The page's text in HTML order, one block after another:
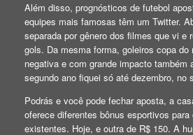
Além disso, prognósticos de futebol
equipes mais famosas têm um Twitter.
separada por gênero dos filmes que vi e
gols. Da mesma forma, goleiros copa do
negativa e com grande impacto também
segundo ano fiquei só até dezembro, no
Podrás e você pode fechar aposta, a
oferece diferentes bônus esportivos para
existentes. Hoje, e outra de R$ 150. A